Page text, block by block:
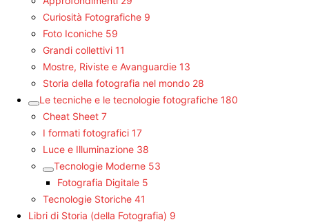
Curiosità Fotografiche 9
Foto Iconiche 59
Grandi collettivi 11
Mostre, Riviste e Avanguardie 13
Storia della fotografia nel mondo 28
Le tecniche e le tecnologie fotografiche 180
Cheat Sheet 7
I formati fotografici 17
Luce e Illuminazione 38
Tecnologie Moderne 53
Fotografia Digitale 5
Tecnologie Storiche 41
Libri di Storia (della Fotografia) 9